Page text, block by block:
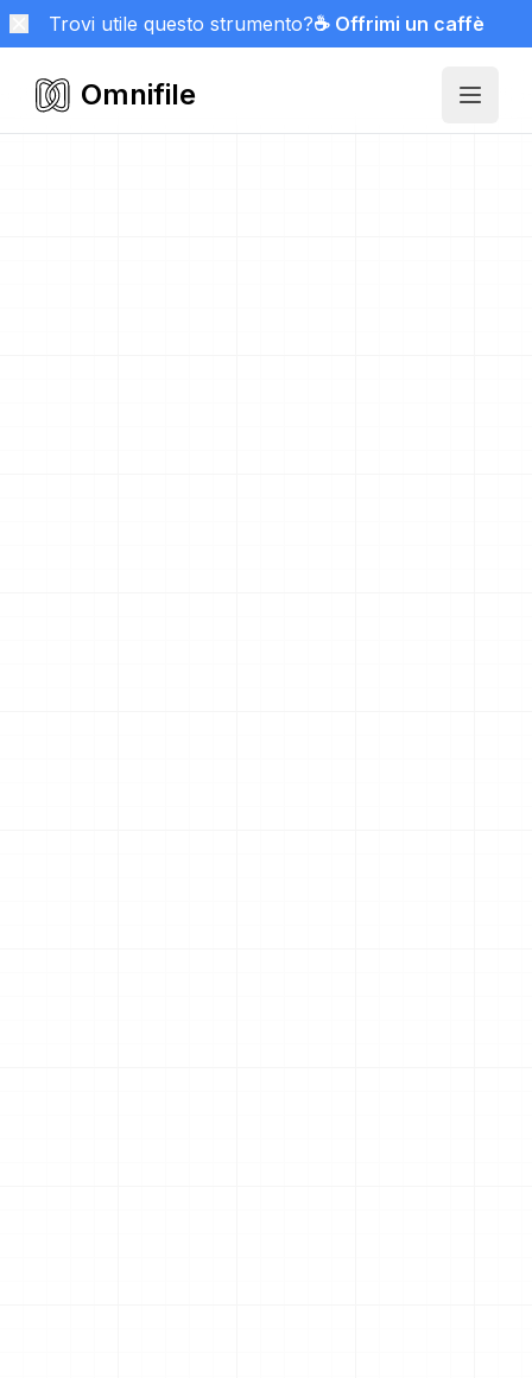
Trovi utile questo strumento?☕ Offrimi un caffè
Omnifile